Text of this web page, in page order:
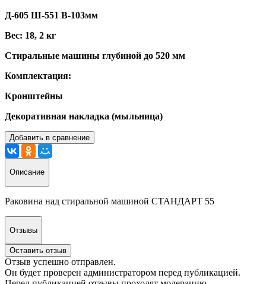
Д-605 Ш-551 В-103мм
Вес: 18, 2 кг
Стиральные машины глубиной до 520 мм
Комплектация:
Кронштейны
Декоративная накладка (мыльница)
Добавить в сравнение
Описание
Раковина над стиральной машиной СТАНДАРТ 55
Отзывы
Оставить отзыв
Отзыв успешно отправлен.
Он будет проверен администратором перед публикацией.